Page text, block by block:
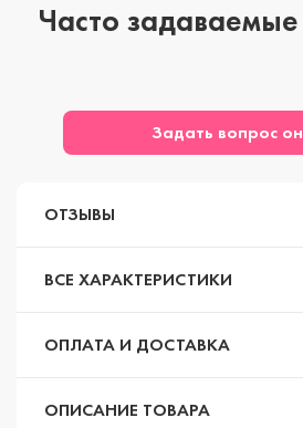
Часто
Задать вопрос
ОТЗЫВЫ
ВСЕ ХАРАКТЕРИСТИКИ
ОПЛАТА И ДОСТАВКА
ОПИСАНИЕ ТОВАРА